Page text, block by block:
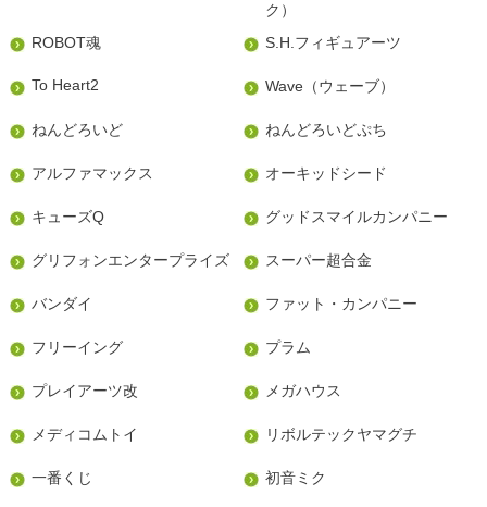
ク）
ROBOT魂
S.H.フィギュアーツ
To Heart2 Wave（ウェーブ）
ねんどろいど ねんどろいどぷち
アルファマックス オーキッドシード
キューズQ グッドスマイルカンパニー
グリフォンエンタープライズ スーパー超合金
バンダイ ファット・カンパニー
フリーイング プラム
プレイアーツ改 メガハウス
メディコムトイ リボルテックヤマグチ
一番くじ 初音ミク